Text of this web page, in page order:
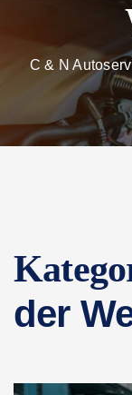
C & N
der